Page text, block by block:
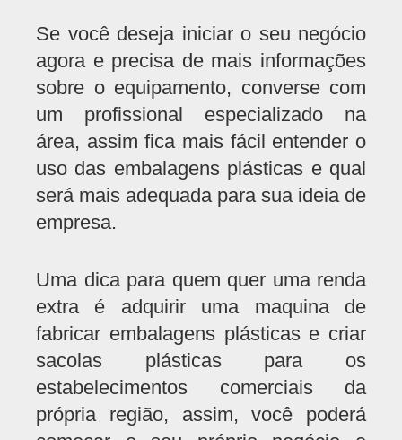
Se você deseja iniciar o seu negócio
agora e precisa de mais informações
sobre o equipamento, converse com
um profissional especializado na
área, assim fica mais fácil entender o
uso das embalagens plásticas e qual
será mais adequada para sua ideia de
empresa.
Uma dica para quem quer uma renda
extra é adquirir uma maquina de
fabricar embalagens plásticas e criar
sacolas plásticas para os
estabelecimentos comerciais da
própria região, assim, você poderá